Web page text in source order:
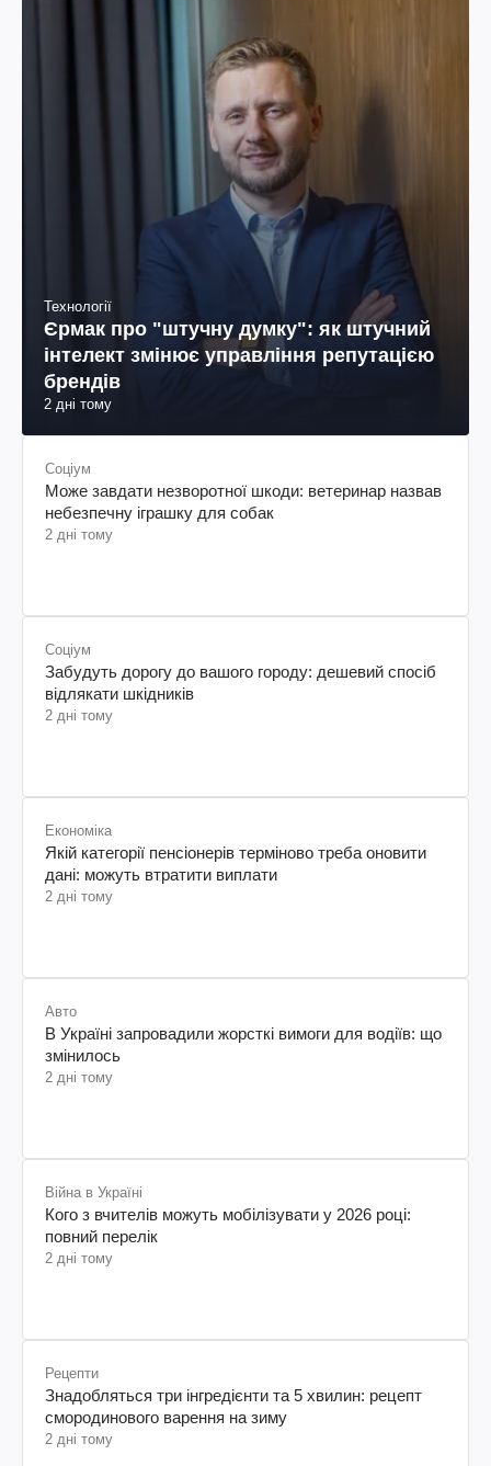
Технології
Єрмак про "штучну думку": як штучний
інтелект змінює управління репутацією
брендів
2 дні тому
Соціум
Може завдати незворотної шкоди: ветеринар назвав
небезпечну іграшку для собак
2 дні тому
Соціум
Забудуть дорогу до вашого городу: дешевий спосіб
відлякати шкідників
2 дні тому
Економіка
Якій категорії пенсіонерів терміново треба оновити
дані: можуть втратити виплати
2 дні тому
Авто
В Україні запровадили жорсткі вимоги для водіїв: що
змінилось
2 дні тому
Війна в Україні
Кого з вчителів можуть мобілізувати у 2026 році:
повний перелік
2 дні тому
Рецепти
Знадобляться три інгредієнти та 5 хвилин: рецепт
смородинового варення на зиму
2 дні тому